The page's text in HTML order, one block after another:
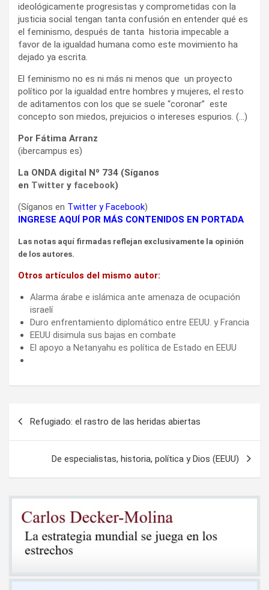
ideológicamente progresistas y comprometidas con la
justicia social tengan tanta confusión en entender qué es
el feminismo, después de tanta historia impecable a
favor de la igualdad humana como este movimiento ha
dejado ya escrita.
El feminismo no es ni más ni menos que un proyecto
político por la igualdad entre hombres y mujeres, el resto
de aditamentos con los que se suele “coronar” este
concepto son miedos, prejuicios o intereses espurios. (…)
Por Fátima Arranz
(ibercampus es)
La ONDA digital Nº 734 (Síganos
en Twitter y facebook)
(Síganos en Twitter yFacebook)
INGRESE AQUÍ POR MÁS CONTENIDOS EN PORTADA
Las notas aquí firmadas reflejan exclusivamente la opinión
de los autores.
Otros artículos del mismo autor:
Alarma árabe e islámica ante amenaza de ocupación
israelí
Duro enfrentamiento diplomático entre EEUU. y Francia
EEUU disimula sus bajas en combate
El apoyo a Netanyahu es política de Estado en EEUU
entradas
Refugiado: el rastro de las heridas abiertas
De especialistas, historia, política y Dios (EEUU)